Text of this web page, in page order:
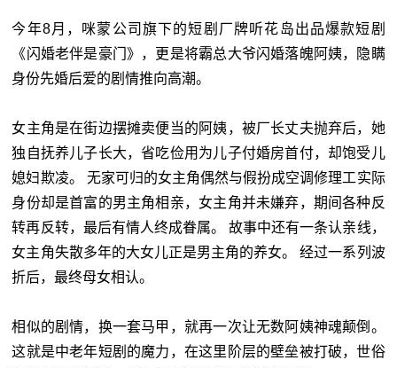
今年8月，咪蒙公司旗下的短剧厂牌听花岛出品爆款短剧
《闪婚老伴是豪门》，更是将霸总大爷闪婚落魄阿姨，隐瞒
身份先婚后爱的剧情推向高潮。
女主角是在街边摆摊卖便当的阿姨，被厂长丈夫抛弃后，她
独自抚养儿子长大，省吃俭用为儿子付婚房首付，却饱受儿
媳妇欺凌。 无家可归的女主角偶然与假扮成空调修理工实际
身份却是首富的男主角相亲，女主角并未嫌弃，期间各种反
转再反转，最后有情人终成眷属。 故事中还有一条认亲线，
女主角失散多年的大女儿正是男主角的养女。 经过一系列波
折后，最终母女相认。
相似的剧情，换一套马甲，就再一次让无数阿姨神魂颠倒。
这就是中老年短剧的魔力，在这里阶层的壁垒被打破，世俗